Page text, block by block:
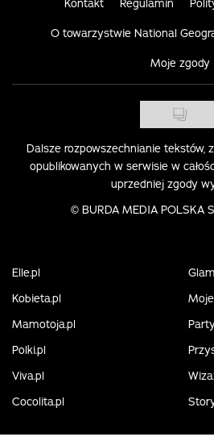
Kontakt Regulamin
O towarzystwie National
Moje zgody
Dalsze rozpowszechnianie tekstów,
opublikowanych w serwisie w
uprzedniej zgody
© BURDA MEDIA POLSKA
Elle.pl
Kobieta.pl
Mamotoja.pl
Polki.pl
Viva.pl
Cocolita.pl